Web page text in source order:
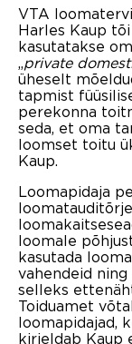
VTA
Harles Kaup
kasutatakse
„private
üheselt
tapmist
perekonna
seda, et oma
loomset toitu
Kaup.
Loomapidaja
loomale
kasutada
vahendeid
selleks
Toiduamet
loomapidajad,
kirjeldab Kaup